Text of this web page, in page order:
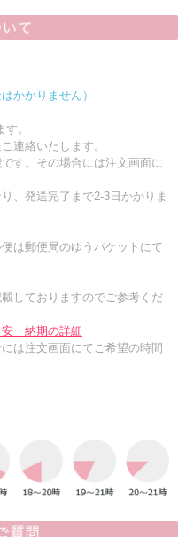
かかりません）
。
連絡いたします。
す。その場合には注文画面に
、発送完了まで2-3日かかりま
は郵便局のゆうパケットにて
しておりますのでご参考くだ
・納期の詳細
は注文画面にてご希望の時間